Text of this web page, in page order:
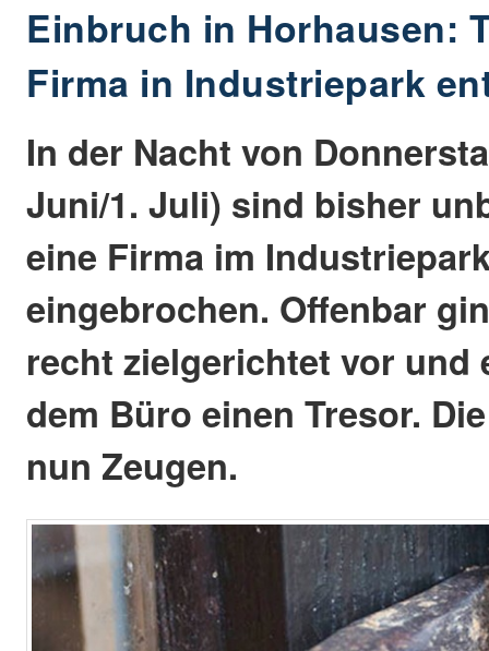
Einbruch in Horhausen:
Firma in Industriepark
In der Nacht von
Juni/1. Juli) sind bisher
eine Firma im
eingebrochen. Offenbar
recht zielgerichtet vor und
dem Büro einen Tresor.
nun Zeugen.